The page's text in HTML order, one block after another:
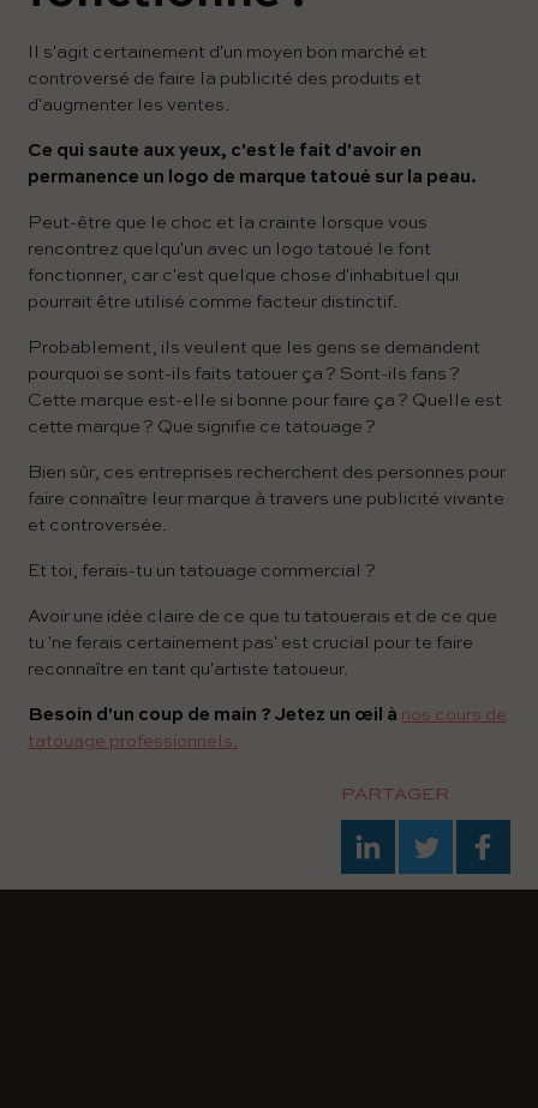
Il s'agit certainement d'un moyen bon marché et
controversé de faire la publicité des produits et
d'augmenter les ventes.
Ce qui saute aux yeux, c'est le fait d'avoir en
permanence un logo de marque tatoué sur la peau.
Peut-être que le choc et la crainte lorsque vous
rencontrez quelqu'un avec un logo tatoué le font
fonctionner, car c'est quelque chose d'inhabituel qui
pourrait être utilisé comme facteur distinctif.
Probablement, ils veulent que les gens se demandent
pourquoi se sont-ils faits tatouer ça ? Sont-ils fans ?
Cette marque est-elle si bonne pour faire ça ? Quelle est
cette marque ? Que signifie ce tatouage ?
Bien sûr, ces entreprises recherchent des personnes pour
faire connaître leur marque à travers une publicité vivante
et controversée.
Et toi, ferais-tu un tatouage commercial ?
Avoir une idée claire de ce que tu tatouerais et de ce que
tu 'ne ferais certainement pas' est crucial pour te faire
reconnaître en tant qu'artiste tatoueur.
Besoin d'un coup de main ? Jetez un œil à nos cours de
tatouage professionnels.
PARTAGER